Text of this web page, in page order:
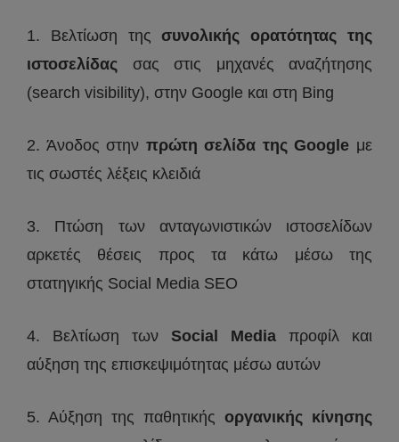
1. Βελτίωση τηςσυνολικής ορατότητας της
ιστοσελίδας σας στις μηχανές αναζήτησης
(search visibility), στην Google και στη Bing
2. Άνοδος στην πρώτη σελίδα της Google με
τις σωστές λέξεις κλειδιά
3. Πτώση των ανταγωνιστικών ιστοσελίδων
αρκετές θέσεις προς τα κάτω μέσω της
στατηγικής Social Media SEO
4. Βελτίωση των Social Media προφίλ και
αύξηση της επισκεψιμότητας μέσω αυτών
5. Αύξηση της παθητικής οργανικής κίνησης